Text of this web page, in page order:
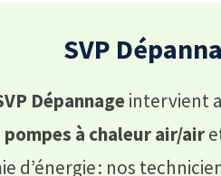
SVP
Dépannageintervient
pompes à chaleur air/air
d’énergie : nos